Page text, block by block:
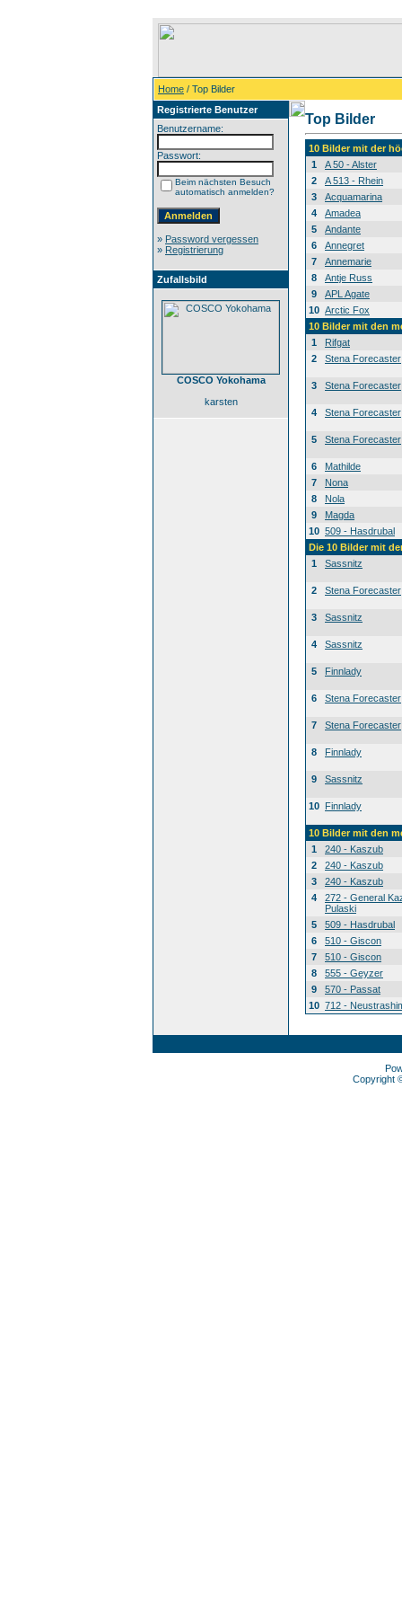
Home / Top Bilder
Registrierte Benutzer
Benutzername:
Passwort:
Beim nächsten Besuch
automatisch anmelden?
» Password vergessen
» Registrierung
Zufallsbild
COSCO Yokohama
karsten
Top Bilder
10 Bilder mit der
1
A 50 - Alster
2
A 513 - Rhein
3
Acquamarina
4
Amadea
5
Andante
6
Annegret
7
Annemarie
8
Antje Russ
9
APL Agate
10 Arctic Fox
10 Bilder mit den
1
Rifgat
2
Stena Forecaster
3 Stena Forecaster
4 Stena Forecaster
5 Stena Forecaster
6
Mathilde
7
Nona
8
Nola
9
Magda
10 509 - Hasdrubal
Die 10 Bilder mit
1
Sassnitz
2 Stena Forecaster
3 Sassnitz
4 Sassnitz
5 Finnlady
6 Stena Forecaster
7 Stena Forecaster
8 Finnlady
9 Sassnitz
10 Finnlady
10 Bilder mit den
1
240 - Kaszub
2
240 - Kaszub
3
240 - Kaszub
4
272 - General
Pulaski
5
509 - Hasdrubal
6
510 - Giscon
7
510 - Giscon
8
555 - Geyzer
9
570 - Passat
10 712 -
Copyright